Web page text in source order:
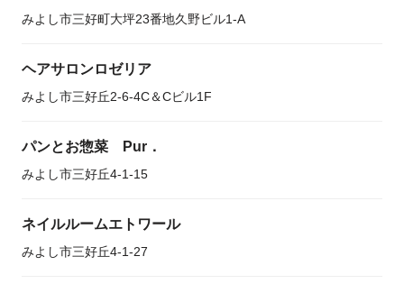
みよし市三好町大坪23番地久野ビル1-A
ヘアサロンロゼリア
みよし市三好丘2-6-4C＆Cビル1F
パンとお惣菜 Pur．
みよし市三好丘4-1-15
ネイルルームエトワール
みよし市三好丘4-1-27